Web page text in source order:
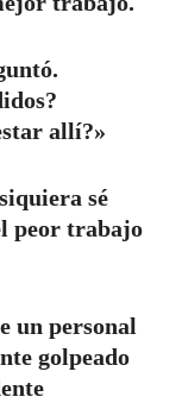
allí?»
sé
peor trabajo
un personal
golpeado